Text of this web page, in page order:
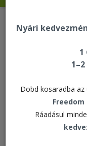
Nyári
1
Dobd kosaradba az
Ráadásul